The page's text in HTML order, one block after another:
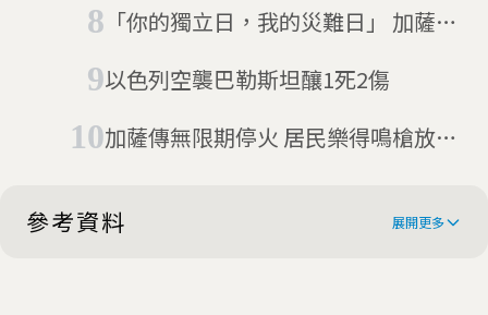
「你的獨立日，我的災難日」 加薩走
以色列空襲巴勒斯坦釀1死2傷
加薩傳無限期停火 居民樂得鳴槍放煙
參考資料 展開更多